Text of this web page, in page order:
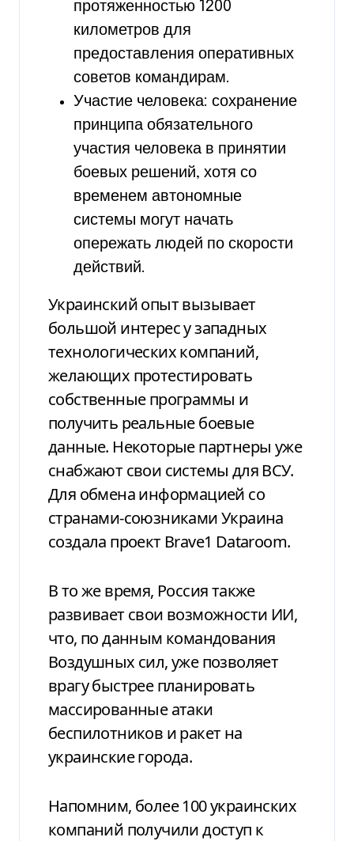
протяженностью 1200
километров для
предоставления оперативных
советов командирам.
Участие человека: сохранение
принципа обязательного
участия человека в принятии
боевых решений, хотя со
временем автономные
системы могут начать
опережать людей по скорости
действий.
Украинский опыт вызывает
большой интерес у западных
технологических компаний,
желающих протестировать
собственные программы и
получить реальные боевые
данные. Некоторые партнеры уже
снабжают свои системы для ВСУ.
Для обмена информацией со
странами-союзниками Украина
создала проект Brave1 Dataroom.
В то же время, Россия также
развивает свои возможности ИИ,
что, по данным командования
Воздушных сил, уже позволяет
врагу быстрее планировать
массированные атаки
беспилотников и ракет на
украинские города.
Напомним, более 100 украинских
компаний получили доступ к